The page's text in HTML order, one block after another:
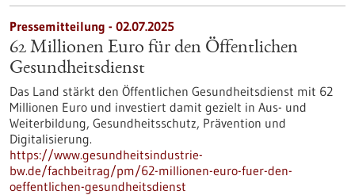
Pressemitteilung - 02.07.2025
62 Millionen Euro für den Öffentlichen
Gesundheitsdienst
Das Land stärkt den Öffentlichen Gesundheitsdienst mit 62
Millionen Euro und investiert damit gezielt in Aus- und
Weiterbildung, Gesundheitsschutz, Prävention und
Digitalisierung.
https://www.gesundheitsindustrie-
bw.de/fachbeitrag/pm/62-millionen-euro-fuer-den-
oeffentlichen-gesundheitsdienst